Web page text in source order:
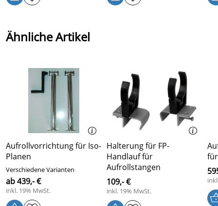
Ähnliche Artikel
Aufrollvorrichtung für Iso-
Planen
Verschiedene Varianten
ab 439,- €
inkl. 19% MwSt.
Halterung für FP-
Handlauf für
Aufrollstangen
109,- €
inkl. 19% MwSt.